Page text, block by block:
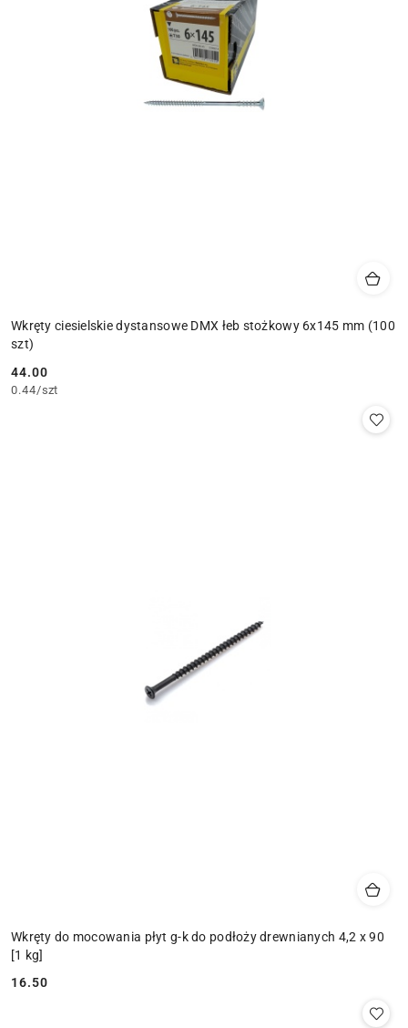
Wkręty ciesielskie dystansowe DMX łeb stożkowy 6x145 mm (100
szt)
Cena:
44.00
0.44/szt
Wkręty do mocowania płyt g-k do podłoży drewnianych 4,2 x 90
[1 kg]
Cena:
16.50